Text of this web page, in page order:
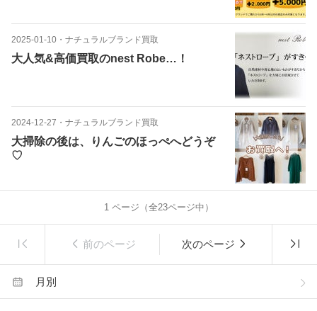
2025-01-10 ・ ナチュラルブランド買取
大人気&高価買取のnest Robe…！
2024-12-27 ・ ナチュラルブランド買取
大掃除の後は、りんごのほっぺへどうぞ
♡
1ページ（全23ページ中）
前のページ 次のページ
月別